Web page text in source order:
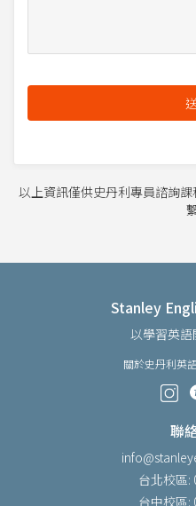
以上資訊僅供史丹利專員諮詢
Stanley
以學習英
關於史丹利英
聯
台北校區:
台中校區: